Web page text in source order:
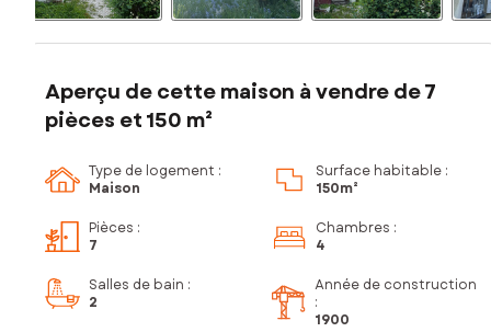
Aperçu de cette maison à vendre de 7
pièces et 150 m²
Type de logement :
Maison
Surface habitable :
150m²
Pièces :
7
Chambres :
4
Salles de bain :
2
Année de construction
:
1900